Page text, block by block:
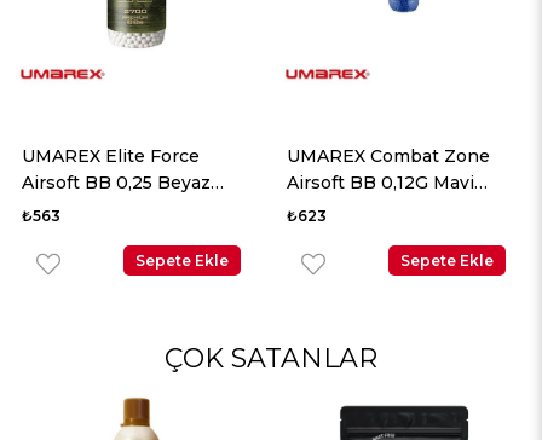
UMAREX Elite Force
Airsoft BB 0,25 Beyaz
2700 Adet
₺563
Sepete Ekle
UMAREX Combat Zone
Airsoft BB 0,12G Mavi
5000 Adet
₺623
Sepete Ekle
ÇOK SATANLAR